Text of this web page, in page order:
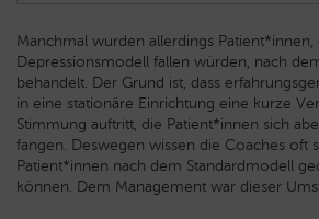
Manchmal wurden allerdings Patient*innen,
Depressionsmodell fallen würden, nach
behandelt. Der Grund ist, dass
in eine stationäre Einrichtung eine kurze
Stimmung auftritt, die Patient*innen sich
fangen. Deswegen wissen die Coaches oft
Patient*innen nach dem Standardmodell
können. Dem Management war dieser